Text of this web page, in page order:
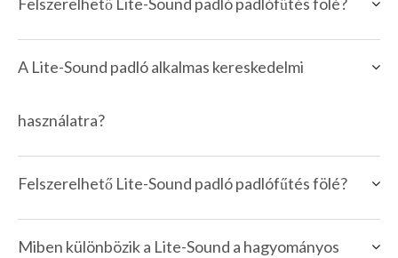
A Lite-Sound padló alkalmas kereskedelmi
használatra?
Felszerelhető Lite-Sound padló padlófűtés fölé?
Miben különbözik a Lite-Sound a hagyományos